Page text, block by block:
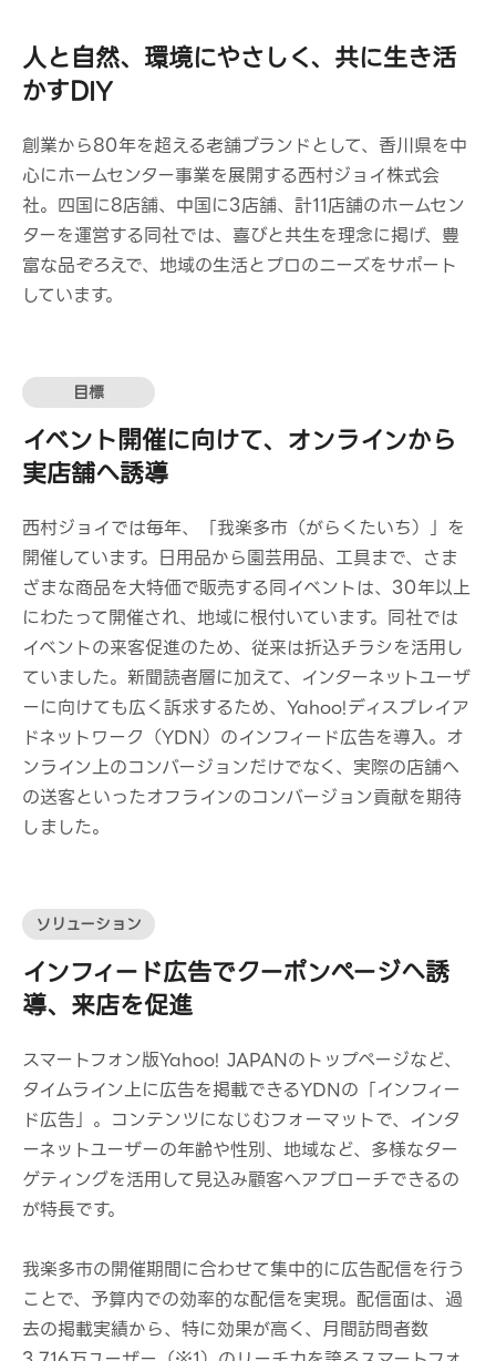
人と自然、環境にやさしく、共に生き活
かすDIY
創業から80年を超える老舗ブランドとして、香川県を中
心にホームセンター事業を展開する西村ジョイ株式会
社。四国に8店舗、中国に3店舗、計11店舗のホームセン
ターを運営する同社では、喜びと共生を理念に掲げ、豊
富な品ぞろえで、地域の生活とプロのニーズをサポート
しています。
目標
イベント開催に向けて、オンラインから
実店舗へ誘導
西村ジョイでは毎年、「我楽多市（がらくたいち）」を
開催しています。日用品から園芸用品、工具まで、さま
ざまな商品を大特価で販売する同イベントは、30年以上
にわたって開催され、地域に根付いています。同社では
イベントの来客促進のため、従来は折込チラシを活用し
ていました。新聞読者層に加えて、インターネットユーザ
ーに向けても広く訴求するため、Yahoo!ディスプレイア
ドネットワーク（YDN）のインフィード広告を導入。オ
ンライン上のコンバージョンだけでなく、実際の店舗へ
の送客といったオフラインのコンバージョン貢献を期待
しました。
ソリューション
インフィード広告でクーポンページへ誘
導、来店を促進
スマートフォン版Yahoo! JAPANのトップページなど、
タイムライン上に広告を掲載できるYDNの「インフィー
ド広告」。コンテンツになじむフォーマットで、インタ
ーネットユーザーの年齢や性別、地域など、多様なター
ゲティングを活用して見込み顧客へアプローチできるの
が特長です。
我楽多市の開催期間に合わせて集中的に広告配信を行う
ことで、予算内での効率的な配信を実現。配信面は、過
去の掲載実績から、特に効果が高く、月間訪問者数